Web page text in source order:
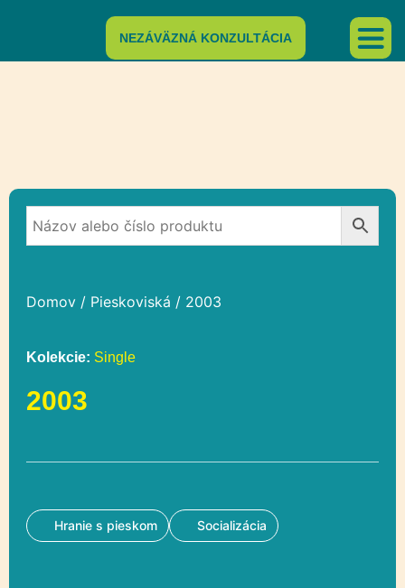
NEZÁVÄZNÁ KONZULTÁCIA
Domov / Pieskoviská / 2003
Kolekcie: Single
2003
Hranie s pieskom Socializácia